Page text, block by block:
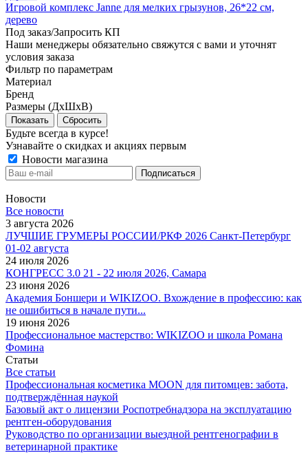
Игровой комплекс Janne для мелких грызунов, 26*22 см,
дерево
Под заказ/Запросить КП
Наши менеджеры обязательно свяжутся с вами и уточнят
условия заказа
Фильтр по параметрам
Материал
Бренд
Размеры (ДхШхВ)
Сбросить
Будьте всегда в курсе!
Узнавайте о скидках и акциях первым
Новости магазина
Новости
Все новости
3 августа 2026
ЛУЧШИЕ ГРУМЕРЫ РОССИИ/РКФ 2026 Санкт-Петербург
01-02 августа
24 июля 2026
КОНГРЕСС 3.0 21 - 22 июля 2026, Самара
23 июня 2026
Академия Боншери и WIKIZOO. Вхождение в профессию: как
не ошибиться в начале пути...
19 июня 2026
Профессиональное мастерство: WIKIZOO и школа Романа
Фомина
Статьи
Все статьи
Профессиональная косметика MOON для питомцев: забота,
подтверждённая наукой
Базовый акт о лицензии Роспотребнадзора на эксплуатацию
рентген-оборудования
Руководство по организации выездной рентгенографии в
ветеринарной практике